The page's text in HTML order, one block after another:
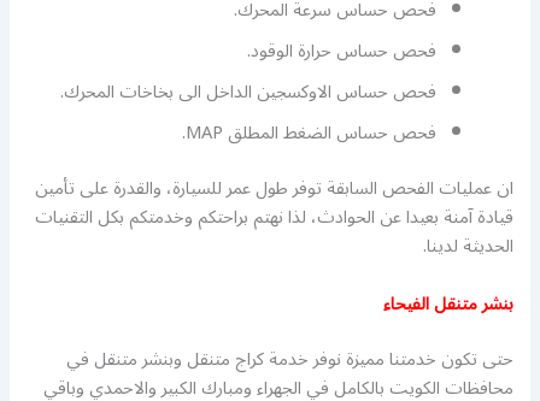
فحص حساس سرعة المحرك.
فحص حساس حرارة الوقود.
فحص حساس الاوكسجين الداخل الى بخاخات المحرك.
فحص حساس الضغط المطلق MAP.
ان عمليات الفحص السابقة توفر طول عمر للسيارة، والقدرة على تأمين
قيادة آمنة بعيدا عن الحوادث، لذا نهتم براحتكم وخدمتكم بكل التقنيات
الحديثة لدينا.
بنشر متنقل الفيحاء
حتى تكون خدمتنا مميزة نوفر خدمة كراج متنقل وبنشر متنقل في
محافظات الكويت بالكامل في الجهراء ومبارك الكبير والاحمدي وباقي